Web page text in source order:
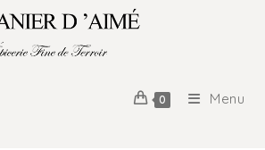
0 Menu